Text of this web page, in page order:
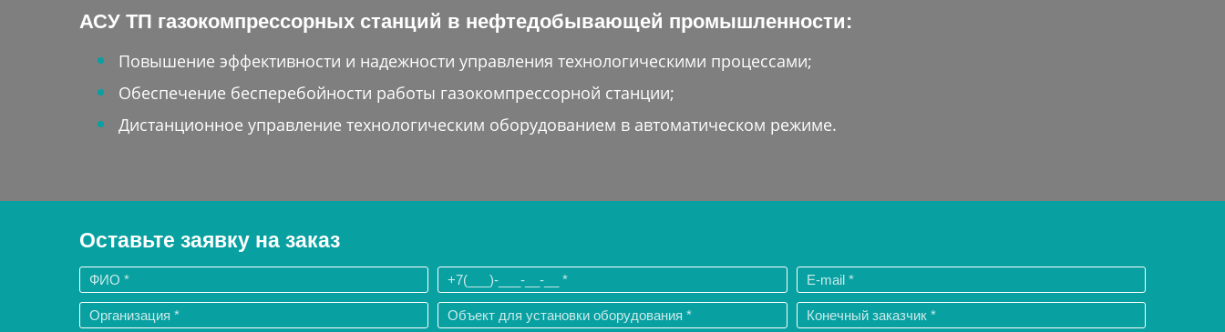
АСУ ТП газокомпрессорных станций в нефтедобывающей промышленности:
Повышение эффективности и надежности управления технологическими процессами;
Обеспечение бесперебойности работы газокомпрессорной станции;
Дистанционное управление технологическим оборудованием в автоматическом режиме.
Оставьте заявку на заказ